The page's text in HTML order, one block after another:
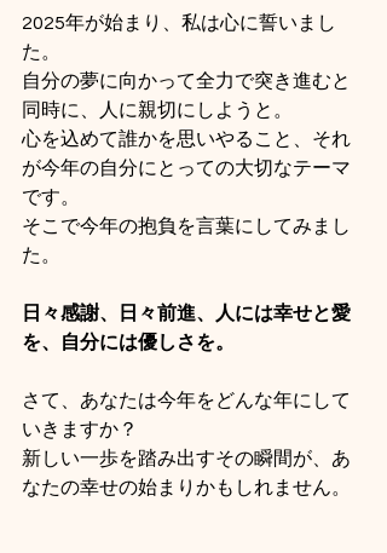
2025年が始まり、私は心に誓いまし
た。
自分の夢に向かって全力で突き進むと
同時に、人に親切にしようと。
心を込めて誰かを思いやること、それ
が今年の自分にとっての大切なテーマ
です。
そこで今年の抱負を言葉にしてみまし
た。
日々感謝、日々前進、人には幸せと愛
を、自分には優しさを。
さて、あなたは今年をどんな年にして
いきますか？
新しい一歩を踏み出すその瞬間が、あ
なたの幸せの始まりかもしれません。